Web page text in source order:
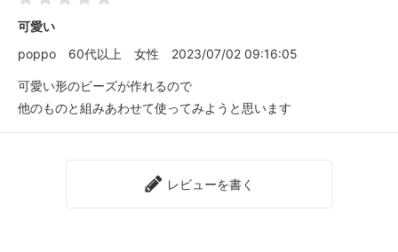
可愛い
poppo
60代以上 女性 2023/07/02 09:16:05
可愛い形のビーズが作れるので
他のものと組みあわせて使ってみようと思います
レビューを書く